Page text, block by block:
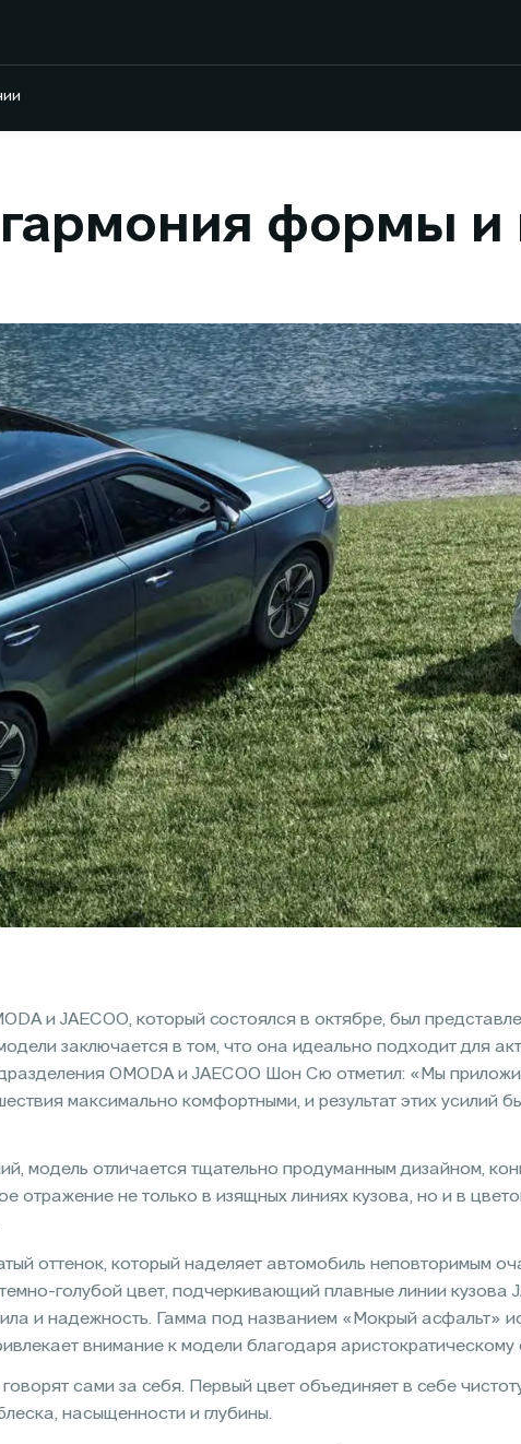
формы и
и JAECOO, который состоялся в октябре, был
заключается в том, что она идеально подходит для
OMODA и JAECOO Шон Сю отметил: «Мы
максимально комфортными, и результат этих усилий
модель отличается тщательно продуманным дизайном,
отражение не только в изящных линиях кузова, но и в
оттенок, который наделяет автомобиль неповторимым
голубой цвет, подчеркивающий плавные линии кузова
и надежность. Гамма под названием «Мокрый асфальт»
внимание к модели благодаря
сами за себя. Первый цвет объединяет в себе
насыщенности и глубины.